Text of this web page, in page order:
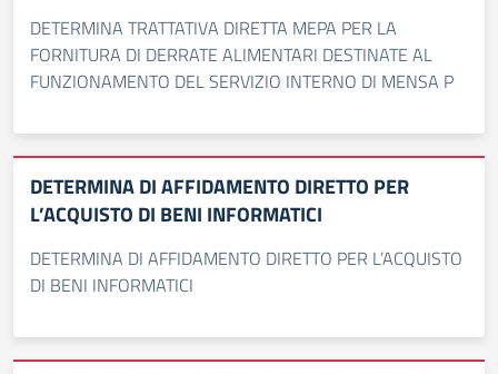
DETERMINA TRATTATIVA DIRETTA MEPA PER LA
FORNITURA DI DERRATE ALIMENTARI DESTINATE AL
FUNZIONAMENTO DEL SERVIZIO INTERNO DI MENSA P
DETERMINA DI AFFIDAMENTO DIRETTO PER
L’ACQUISTO DI BENI INFORMATICI
DETERMINA DI AFFIDAMENTO DIRETTO PER L’ACQUISTO
DI BENI INFORMATICI